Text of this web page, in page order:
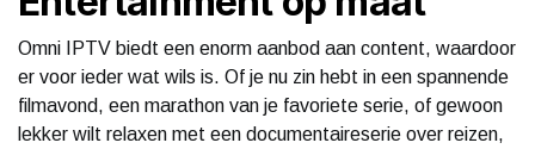
Omni IPTV biedt een enorm aanbod aan content, waardoor
er voor ieder wat wils is. Of je nu zin hebt in een spannende
filmavond, een marathon van je favoriete serie, of gewoon
lekker wilt relaxen met een documentaireserie over reizen,